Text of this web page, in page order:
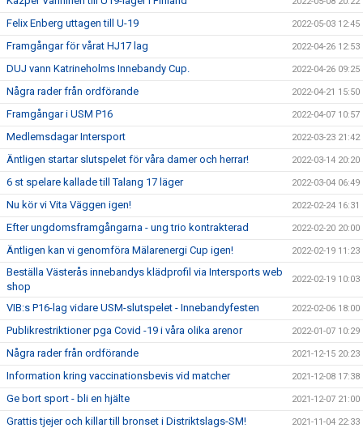
Felix Enberg uttagen till U-19 2022-05-03 12:45
Framgångar för vårat HJ17 lag 2022-04-26 12:53
DUJ vann Katrineholms Innebandy Cup. 2022-04-26 09:25
Några rader från ordförande 2022-04-21 15:50
Framgångar i USM P16 2022-04-07 10:57
Medlemsdagar Intersport 2022-03-23 21:42
Äntligen startar slutspelet för våra damer och herrar! 2022-03-14 20:20
6 st spelare kallade till Talang 17 läger 2022-03-04 06:49
Nu kör vi Vita Väggen igen! 2022-02-24 16:31
Efter ungdomsframgångarna - ung trio kontrakterad 2022-02-20 20:00
Äntligen kan vi genomföra Mälarenergi Cup igen! 2022-02-19 11:23
Beställa Västerås innebandys klädprofil via Intersports web
shop
2022-02-19 10:03
VIB:s P16-lag vidare USM-slutspelet - Innebandyfesten 2022-02-06 18:00
Publikrestriktioner pga Covid -19 i våra olika arenor 2022-01-07 10:29
Några rader från ordförande 2021-12-15 20:23
Information kring vaccinationsbevis vid matcher 2021-12-08 17:38
Ge bort sport - bli en hjälte 2021-12-07 21:00
Grattis tjejer och killar till bronset i Distriktslags-SM! 2021-11-04 22:33